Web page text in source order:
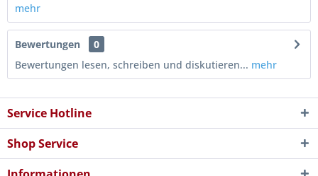
mehr
Bewertungen
0
Bewertungen lesen, schreiben und diskutieren... mehr
Service Hotline
Shop Service